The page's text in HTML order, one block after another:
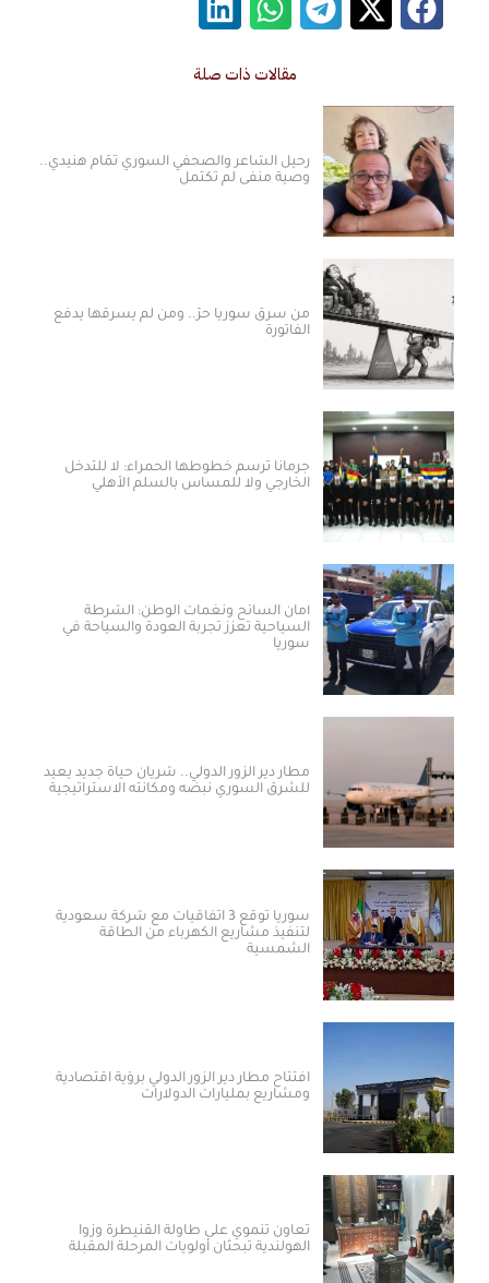
مقالات ذات صلة
رحيل الشاعر والصحفي السوري تمّام هنيدي..
وصية منفى لم تكتمل
من سرق سوريا حرّ.. ومن لم يسرقها يدفع
الفاتورة
جرمانا ترسم خطوطها الحمراء: لا للتدخل
الخارجي ولا للمساس بالسلم الأهلي
أمان السائح ونغمات الوطن: الشرطة
السياحية تعزز تجربة العودة والسياحة في
سوريا
مطار دير الزور الدولي.. شريان حياة جديد يعيد
للشرق السوري نبضه ومكانته الاستراتيجية
سوريا توقع 3 اتفاقيات مع شركة سعودية
لتنفيذ مشاريع الكهرباء من الطاقة
الشمسية
افتتاح مطار دير الزور الدولي برؤية اقتصادية
ومشاريع بمليارات الدولارات ​
تعاون تنموي على طاولة القنيطرة وزوا
الهولندية تبحثان أولويات المرحلة المقبلة